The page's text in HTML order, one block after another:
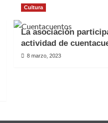
Cultura
La asociación
actividad de
8 marzo, 2023